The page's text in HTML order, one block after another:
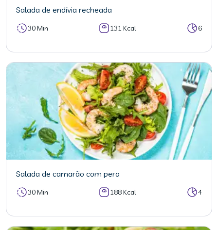
Salada de endívia recheada
30 Min 131 Kcal 6
Salada de camarão com pera
30 Min 188 Kcal 4